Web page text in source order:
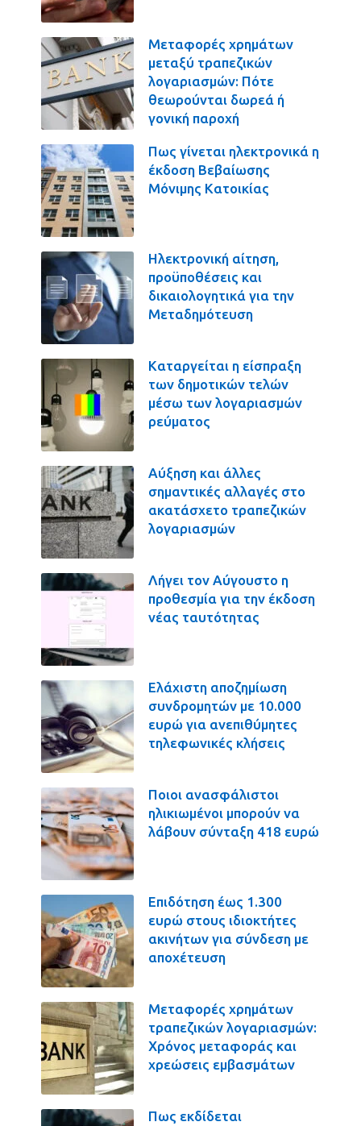
Μεταφορές χρημάτων
μεταξύ τραπεζικών
λογαριασμών: Πότε
θεωρούνται δωρεά ή
γονική παροχή
Πως γίνεται ηλεκτρονικά η
έκδοση Βεβαίωσης
Μόνιμης Κατοικίας
Ηλεκτρονική αίτηση,
προϋποθέσεις και
δικαιολογητικά για την
Μεταδημότευση
Καταργείται η είσπραξη
των δημοτικών τελών
μέσω των λογαριασμών
ρεύματος
Αύξηση και άλλες
σημαντικές αλλαγές στο
ακατάσχετο τραπεζικών
λογαριασμών
Λήγει τον Αύγουστο η
προθεσμία για την έκδοση
νέας ταυτότητας
Ελάχιστη αποζημίωση
συνδρομητών με 10.000
ευρώ για ανεπιθύμητες
τηλεφωνικές κλήσεις
Ποιοι ανασφάλιστοι
ηλικιωμένοι μπορούν να
λάβουν σύνταξη 418 ευρώ
Επιδότηση έως 1.300
ευρώ στους ιδιοκτήτες
ακινήτων για σύνδεση με
αποχέτευση
Μεταφορές χρημάτων
τραπεζικών λογαριασμών:
Χρόνος μεταφοράς και
χρεώσεις εμβασμάτων
Πως εκδίδεται